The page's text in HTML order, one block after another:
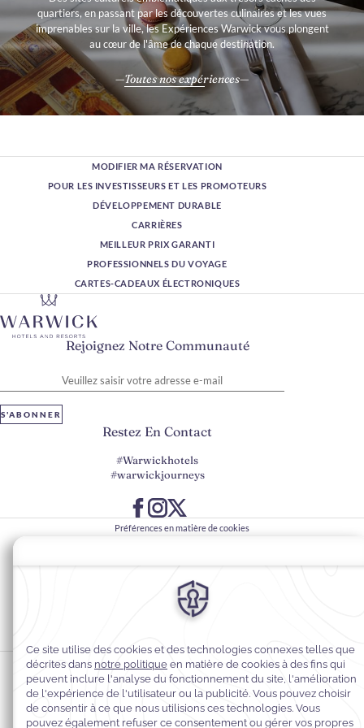
Ce complexe primé a été désigné deuxième meilleur complexe des
Bahamas par Condé Nast Traveler, étant le seul complexe tout
compris à figurer dans la liste desReader's Choice Awards2019.
Cette distinction, ainsi que le fait d'avoir été élu « Meilleur complexe
tout compris»lors des Bahamas Travel Awards du Caribbean
Journalau début de l'année 2020, consolide l'héritage du complexe,
faisant de lui incontestablement l'un des meilleurs de la région.
quartiers, en passant par les découvertes culinaires et les vues
imprenables sur la ville, les Expériences Warwick vous plongent
au cœur de l'âme de chaque destination.
Toutes nos expériences
MODIFIER MA RÉSERVATION
POUR LES INVESTISSEURS ET LES PROMOTEURS
DÉVELOPPEMENT DURABLE
CARRIÈRES
MEILLEUR PRIX GARANTI
PROFESSIONNELS DU VOYAGE
CARTES-CADEAUX ÉLECTRONIQUES
Rejoignez Notre Communauté
S'ABONNER
Restez En Contact
#Warwickhotels
#warwickjourneys
Préférences en matière de cookies
Politique en matière de cookies
Accessibilité du Web
Contact
© 2026 Warwick Hotels & Resorts, Tous droits réservés